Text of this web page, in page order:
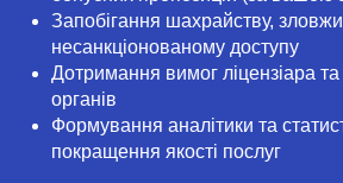
Запобігання шахрайству,
несанкціонованому доступу
Дотримання вимог ліцензіара
органів
Формування аналітики та
покращення якості послуг